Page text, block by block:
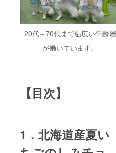
20代～70代まで幅広い年齢層
が働いています。
【目次】
1．北海道産夏い